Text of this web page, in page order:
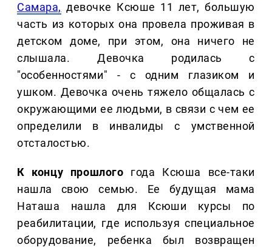
Самара, девочке Ксюше 11 лет, большую
часть из которых она провела проживая в
детском доме, при этом, она ничего не
слышала. Девочка родилась с
"особенностями" - с одним глазиком и
ушком. Девочка очень тяжело общалась с
окружающими ее людьми, в связи с чем ее
определили в инвалиды с умственной
отсталостью.
К концу прошлого года Ксюша все-таки
нашла свою семью. Ее будущая мама
Наташа нашла для Ксюши курсы по
реабилитации, где используя специальное
оборудование, ребенка был возвращен